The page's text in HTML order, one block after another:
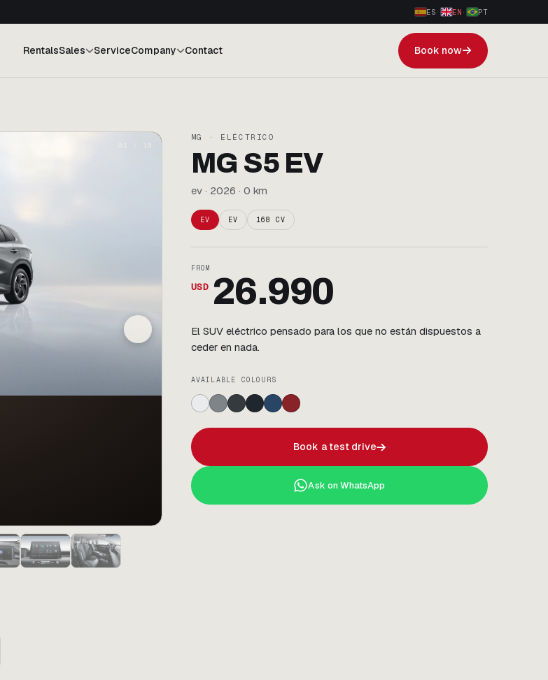
ES · EN · PT
RentalsSales ServiceCompany Contact Book now
10
MG · ELÉCTRICO
MG S5 EV
ev · 2026 · 0 km
EV EV 168 CV
FROM
USD 26.990
El SUV eléctrico pensado para los que no están dispuestos a
ceder en nada.
AVAILABLE COLOURS
Book a test drive
Ask on WhatsApp